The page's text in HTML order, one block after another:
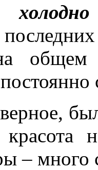
на
– много